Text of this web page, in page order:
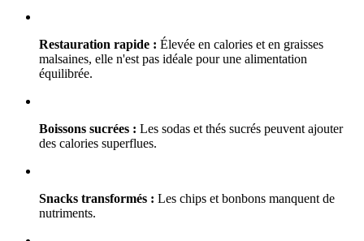
Restauration rapide : Élevée en calories et en graisses
malsaines, elle n'est pas idéale pour une alimentation
équilibrée.
Boissons sucrées : Les sodas et thés sucrés peuvent ajouter
des calories superflues.
Snacks transformés : Les chips et bonbons manquent de
nutriments.